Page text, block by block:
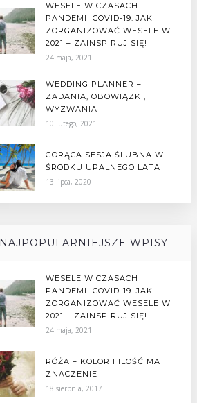
WESELE W CZASACH
PANDEMII COVID-19. JAK
ZORGANIZOWAĆ WESELE W
2021 – ZAINSPIRUJ SIĘ!
24 maja, 2021
WEDDING PLANNER –
ZADANIA, OBOWIĄZKI,
WYZWANIA
10 lutego, 2021
GORĄCA SESJA ŚLUBNA W
ŚRODKU UPALNEGO LATA
13 lipca, 2020
NAJPOPULARNIEJSZE WPISY
WESELE W CZASACH
PANDEMII COVID-19. JAK
ZORGANIZOWAĆ WESELE W
2021 – ZAINSPIRUJ SIĘ!
24 maja, 2021
RÓŻA – KOLOR I ILOŚĆ MA
ZNACZENIE
18 sierpnia, 2017